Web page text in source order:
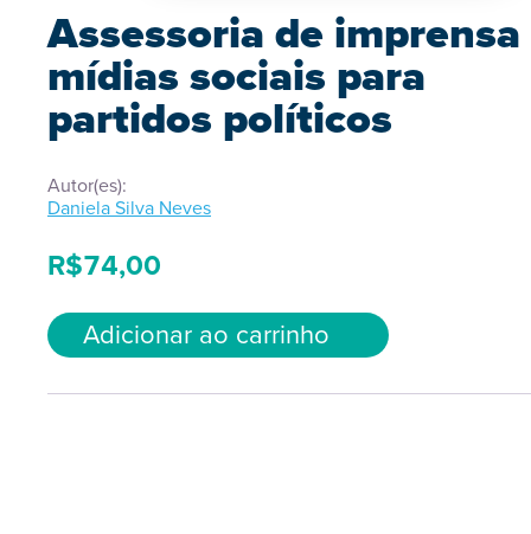
Assessoria de imprensa
mídias sociais para
partidos políticos
Autor(es):
Daniela Silva Neves
R$74,00
Adicionar ao carrinho